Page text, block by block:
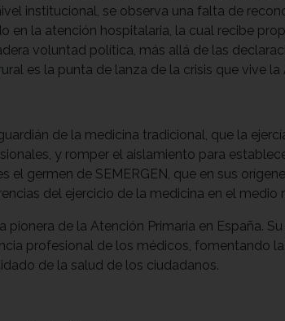
institucional, se observa una falta de
la atención hospitalaria, la cual recibe
voluntad política, más allá de las
es la punta de lanza de la crisis que vive la
de la medicina tradicional, que la
y romper el aislamiento para
el germen de SEMERGEN, que en sus
del ejercicio de la medicina en el medio
pionera de la Atención Primaria en España.
profesional de los médicos, fomentando
de la salud de los ciudadanos.